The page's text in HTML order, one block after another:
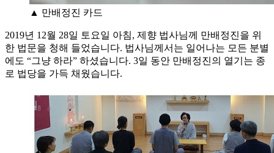
▲ 만배정진 카드
2019년 12월 28일 토요일 아침, 제향 법사님께 만배정진을 위
한 법문을 청해 들었습니다. 법사님께서는 일어나는 모든 분별
에도 “그냥 하라” 하셨습니다. 3일 동안 만배정진의 열기는 종
로 법당을 가득 채웠습니다.